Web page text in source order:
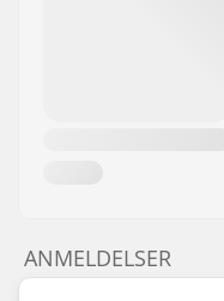
ANMELDELSER